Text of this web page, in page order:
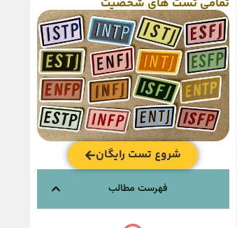
تمامی تست های شخصیت
شروع تست رایگان
فهرست مطالب